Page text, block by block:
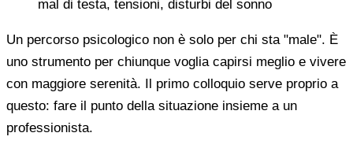
mal di testa, tensioni, disturbi del sonno
Un percorso psicologico non è solo per chi sta "male". È
uno strumento per chiunque voglia capirsi meglio e vivere
con maggiore serenità. Il primo colloquio serve proprio a
questo: fare il punto della situazione insieme a un
professionista.